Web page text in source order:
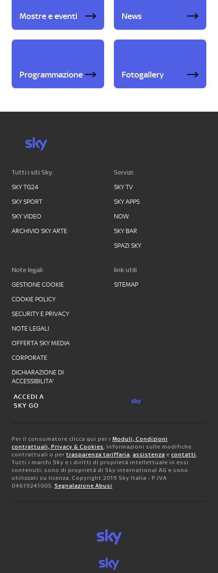
Mostre e eventi News
Programmazione Fotogallery
Tutti i siti Sky:
SKY TG24
SKY SPORT
SKY VIDEO
ARCHIVIO SKY ARTE
Servizi:
SKY TV
SKY APPS
NOW
SKY BAR
SPAZI SKY
Note legali:
GESTIONE COOKIE
COOKIE POLICY
SECURITY E PRIVACY
NOTE LEGALI
OFFERTA SKY MEDIA
CORPORATE
DICHIARAZIONE DI
ACCESSIBILITA'
link utili
SITEMAP
ACCEDI A
SKY GO
Per il consumatore clicca qui per i Moduli, Condizioni
contrattuali, Privacy & Cookies, informazioni sulle modifiche
contrattuali o per trasparenza tariffaria, assistenza e contatti.
Tutti i marchi Sky e i diritti di proprietà intellettuale in essi
contenuti, sono di proprietà di Sky international AG e sono
utilizzati su licenza. Copyright 2019 Sky Italia - P.IVA
04619241005. Segnalazione Abusi